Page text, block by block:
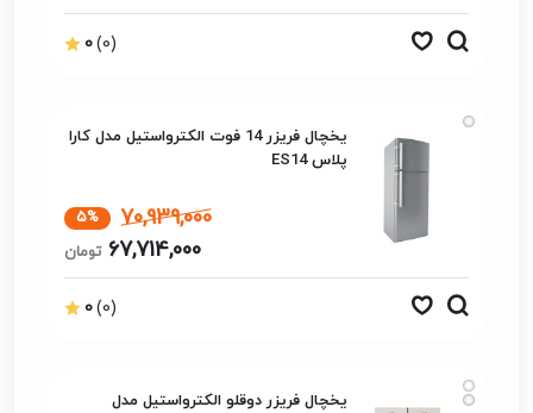
0(0)
یخچال فریزر 14 فوت الکترواستیل مدل کارا
پلاس ES14
70,939,000
5%
67,714,000 تومان
0(0)
یخچال فریزر دوقلو الکترواستیل مدل